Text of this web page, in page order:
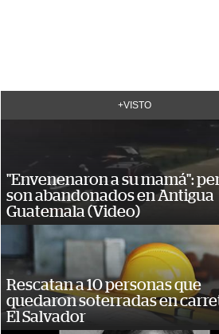
+VISTO
"Envenenaron a su mamá":
son abandonados en Antigua
Guatemala (Video)
Rescatan a 10 personas que
quedaron soterradas en
El Salvador